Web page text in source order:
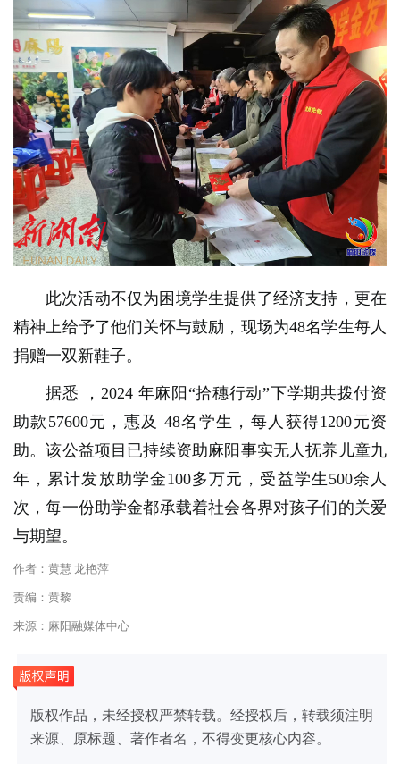
此次活动不仅为困境学生提供了经济支持，更在
精神上给予了他们关怀与鼓励，现场为48名学生每人
捐赠一双新鞋子。
据悉 ，2024 年麻阳“拾穗行动”下学期共拨付资
助款57600元，惠及 48名学生，每人获得1200元资
助。该公益项目已持续资助麻阳事实无人抚养儿童九
年，累计发放助学金100多万元，受益学生500余人
次，每一份助学金都承载着社会各界对孩子们的关爱
与期望。
作者：黄慧 龙艳萍
责编：黄黎
来源：麻阳融媒体中心
版权作品，未经授权严禁转载。经授权后，转载须注明
来源、原标题、著作者名，不得变更核心内容。